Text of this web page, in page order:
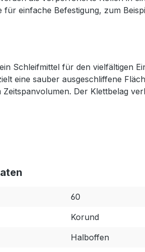
für einfache Befestigung, zum
Schleifmittel für den vielfältigen
eine sauber ausgeschliffene
Zeitspanvolumen. Der Klettbelag
60
Korund
Halboffen